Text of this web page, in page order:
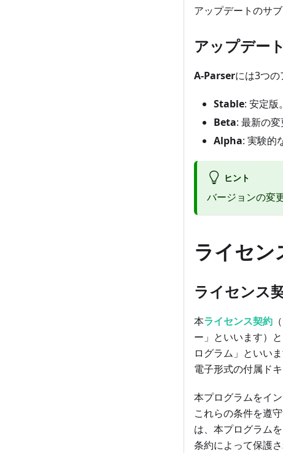
アップデートのサ
アップデー
A-Parserには3つの
Stable: 安定版
Beta: 最新の
Alpha: 実験的
ヒント
バージョンの変
ライセン
ライセンス
本ライセンス契約
ー」といいます）
ログラム」といい
電子形式の付属ド
本プログラムをイ
これらの条件を遵
は、本プログラム
条約によって保護さ